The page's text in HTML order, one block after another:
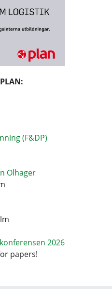
(F&DP)
Olhager
2026
papers!